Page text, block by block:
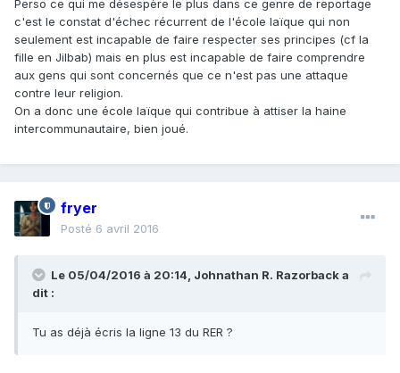
Perso ce qui me désespère le plus dans ce genre de reportage
c'est le constat d'échec récurrent de l'école laïque qui non
seulement est incapable de faire respecter ses principes (cf la
fille en Jilbab) mais en plus est incapable de faire comprendre
aux gens qui sont concernés que ce n'est pas une attaque
contre leur religion.
On a donc une école laïque qui contribue à attiser la haine
intercommunautaire, bien joué.
fryer
Posté 6 avril 2016
Le 05/04/2016 à 20:14, Johnathan R. Razorback a
dit :
Tu as déjà écris la ligne 13 du RER ?